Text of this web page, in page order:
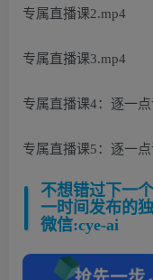
专属直播课2.mp4
专属直播课3.mp4
专属直播课4：逐一
专属直播课5：逐一
不想错过下一
一时间发布的
微信:cye-ai